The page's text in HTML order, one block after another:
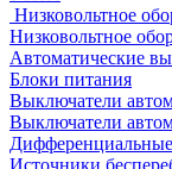
Низковольтное
Низковольтное
Автоматические
Блоки питания
Выключатели
Выключатели
Источники